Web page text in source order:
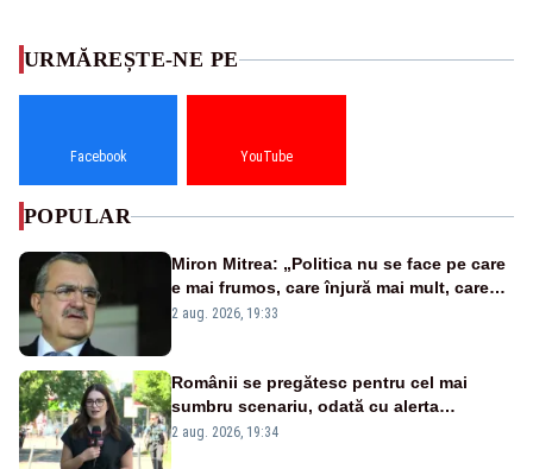
URMĂREȘTE-NE PE
Facebook YouTube
POPULAR
Miron Mitrea: „Politica nu se face pe care
e mai frumos, care înjură mai mult, care
țipă mai tare, ci pe proiecte”
2 aug. 2026, 19:33
Românii se pregătesc pentru cel mai
sumbru scenariu, odată cu alerta
energetică
2 aug. 2026, 19:34